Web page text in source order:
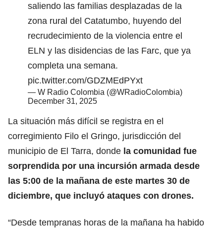
saliendo las familias desplazadas de la
zona rural del Catatumbo, huyendo del
recrudecimiento de la violencia entre el
ELN y las disidencias de las Farc, que ya
completa una semana.
pic.twitter.com/GDZMEdPYxt
— W Radio Colombia (@WRadioColombia)
December 31, 2025
La situación más difícil se registra en el
corregimiento Filo el Gringo, jurisdicción del
municipio de El Tarra, donde la comunidad fue
sorprendida por una incursión armada desde
las 5:00 de la mañana de este martes 30 de
diciembre, que incluyó ataques con drones.
“Desde tempranas horas de la mañana ha habido